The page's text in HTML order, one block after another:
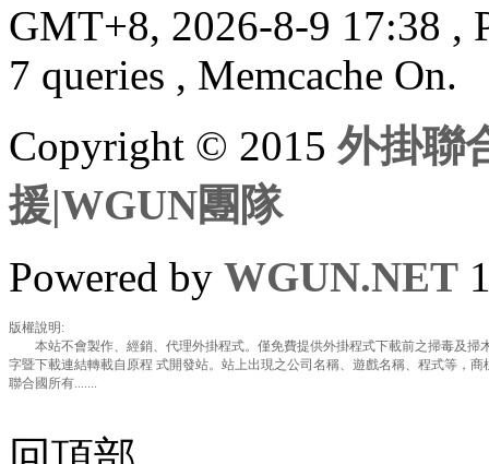
GMT+8, 2026-8-9 17:38 ,
7 queries , Memcache On.
Copyright © 2015外掛聯
援|WGUN團隊
Powered by WGUN.NET
版權說明:
本站不會製作、經銷、代理外掛程式。僅免費提供外掛程式下載前之掃毒及掃
字暨下載連結轉載自原程 式開發站。站上出現之公司名稱、遊戲名稱、程式等，
聯合國所有.......